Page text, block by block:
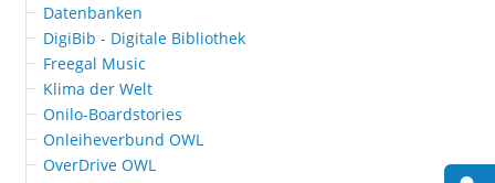
Datenbanken
DigiBib - Digitale Bibliothek
Freegal Music
Klima der Welt
Onilo-Boardstories
Onleiheverbund OWL
OverDrive OWL